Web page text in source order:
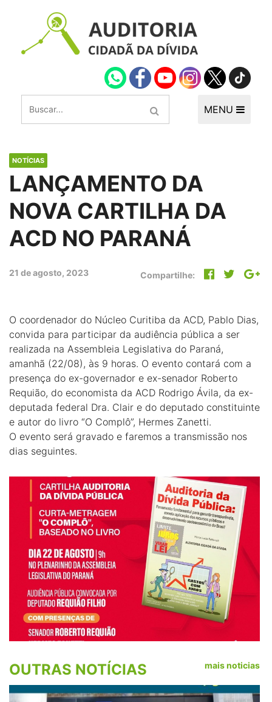
MENU
NOTÍCIAS
LANÇAMENTO DA
NOVA CARTILHA DA
ACD NO PARANÁ
21 de agosto, 2023 Compartilhe:
O coordenador do Núcleo Curitiba da ACD, Pablo Dias,
convida para participar da audiência pública a ser
realizada na Assembleia Legislativa do Paraná,
amanhã (22/08), às 9 horas. O evento contará com a
presença do ex-governador e ex-senador Roberto
Requião, do economista da ACD Rodrigo Ávila, da ex-
deputada federal Dra. Clair e do deputado constituinte
e autor do livro “O Complô”, Hermes Zanetti.
O evento será gravado e faremos a transmissão nos
dias seguintes.
OUTRAS NOTÍCIAS mais noticias